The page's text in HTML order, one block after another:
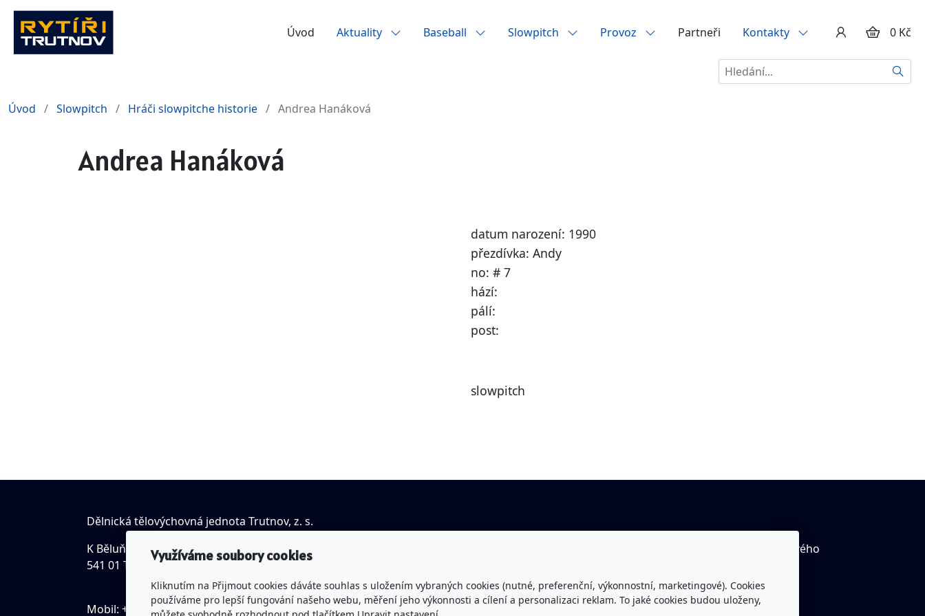
Úvod Aktuality Baseball Slowpitch Provoz Partneři Kontakty 0 Kč
Hledat
Úvod Slowpitch Hráči slowpitche historie Andrea Hanáková
Andrea Hanáková
datum narození: 1990
přezdívka: Andy
no: # 7
hází:
pálí:
post:
slowpitch
Dělnická tělovýchovná jednota Trutnov, z. s.
K Běluňce 18, Studenec
541 01 Trutnov
Mobil: +420 731 552 537
u Krajského soudu v Hradci Králové
Youtube kanál Rytíři Trutnov včetně živého
Facebook Rytíři Trutnov
Využíváme soubory cookies
Kliknutím na Přijmout cookies dáváte souhlas s uložením vybraných cookies (nutné, preferenční, výkonnostní, marketingové). Cookies
používáme pro lepší fungování našeho webu, měření jeho výkonnosti a cílení a personalizaci reklam. To jaké cookies budou uloženy,